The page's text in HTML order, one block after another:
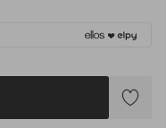
Lisää